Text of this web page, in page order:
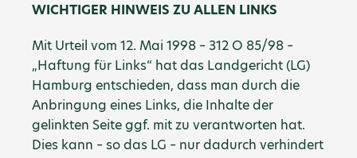
WICHTIGER HINWEIS ZU ALLEN LINKS
Mit Urteil vom 12. Mai 1998 – 312 O 85/98 –
„Haftung für Links“ hat das Landgericht (LG)
Hamburg entschieden, dass man durch die
Anbringung eines Links, die Inhalte der
gelinkten Seite ggf. mit zu verantworten hat.
Dies kann – so das LG – nur dadurch verhindert